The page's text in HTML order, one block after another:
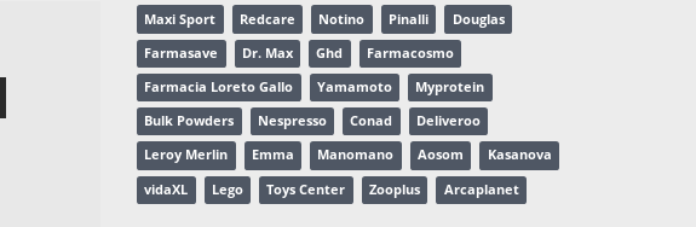
Maxi Sport Redcare Notino Pinalli Douglas
Farmasave Dr. Max Ghd Farmacosmo
Farmacia Loreto Gallo Yamamoto Myprotein
Bulk Powders Nespresso Conad Deliveroo
Leroy Merlin Emma Manomano Aosom Kasanova
vidaXL Lego Toys Center Zooplus Arcaplanet